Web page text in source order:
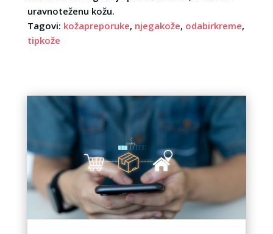
uravnoteženu kožu.
Tagovi: kožapreporuke, njegakože, odabirkreme,
tipkože